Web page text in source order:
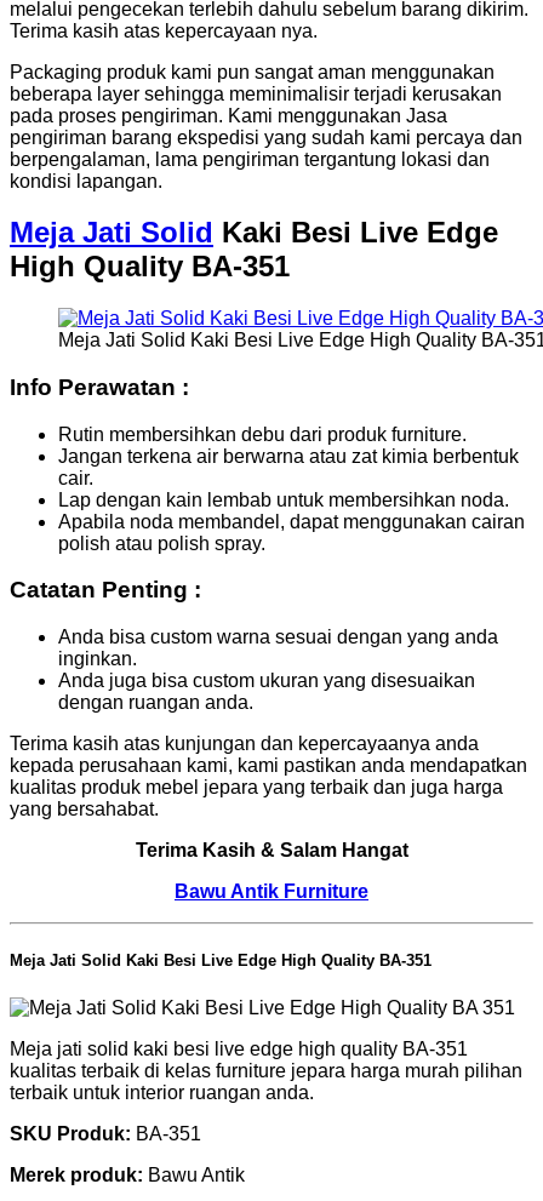
melalui pengecekan terlebih dahulu sebelum barang dikirim.
Terima kasih atas kepercayaan nya.
Packaging produk kami pun sangat aman menggunakan
beberapa layer sehingga meminimalisir terjadi kerusakan
pada proses pengiriman. Kami menggunakan Jasa
pengiriman barang ekspedisi yang sudah kami percaya dan
berpengalaman, lama pengiriman tergantung lokasi dan
kondisi lapangan.
Meja Jati Solid Kaki Besi Live Edge
High Quality BA-351
Meja Jati Solid Kaki Besi Live Edge High Quality BA-
Info Perawatan :
Rutin membersihkan debu dari produk furniture.
Jangan terkena air berwarna atau zat kimia berbentuk
cair.
Lap dengan kain lembab untuk membersihkan noda.
Apabila noda membandel, dapat menggunakan cairan
polish atau polish spray.
Catatan Penting :
Anda bisa custom warna sesuai dengan yang anda
inginkan.
Anda juga bisa custom ukuran yang disesuaikan
dengan ruangan anda.
Terima kasih atas kunjungan dan kepercayaanya anda
kepada perusahaan kami, kami pastikan anda mendapatkan
kualitas produk mebel jepara yang terbaik dan juga harga
yang bersahabat.
Terima Kasih & Salam Hangat
Bawu Antik Furniture
Meja Jati Solid Kaki Besi Live Edge High Quality BA-351
Meja jati solid kaki besi live edge high quality BA-351
kualitas terbaik di kelas furniture jepara harga murah pilihan
terbaik untuk interior ruangan anda.
SKU Produk: BA-351
Merek produk: Bawu Antik